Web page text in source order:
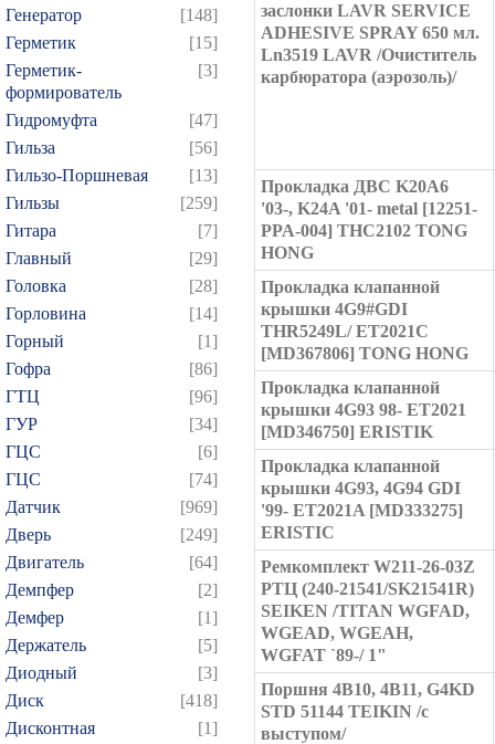
Генератор
[148]
Герметик
[15]
Герметик-
формирователь
[3]
Гидромуфта
[47]
Гильза
[56]
Гильзо-Поршневая
[13]
Гильзы
[259]
Гитара
[7]
Главный
[29]
Головка
[28]
Горловина
[14]
Горный
[1]
Гофра
[86]
ГТЦ
[96]
ГУР
[34]
ГЦC
[6]
ГЦС
[74]
Датчик
[969]
Дверь
[249]
Двигатель
[64]
Демпфер
[2]
Демфер
[1]
Держатель
[5]
Диодный
[3]
Диск
[418]
Дисконтная
[1]
заслонки LAVR SERVICE
ADHESIVE SPRAY 650 мл.
Ln3519 LAVR /Очиститель
карбюратора (аэрозоль)/
Прокладка ДВС K20A6
'03-, K24A '01- metal [12251-
PPA-004] THC2102 TONG
HONG
Прокладка клапанной
крышки 4G9#GDI
THR5249L/ ET2021C
[MD367806] TONG HONG
Прокладка клапанной
крышки 4G93 98- ET2021
[MD346750] ERISTIK
Прокладка клапанной
крышки 4G93, 4G94 GDI
'99- ET2021A [MD333275]
ERISTIC
Ремкомплект W211-26-03Z
РТЦ (240-21541/SK21541R)
SEIKEN /TITAN WGFAD,
WGEAD, WGEAH,
WGFAT `89-/ 1"
Поршня 4B10, 4B11, G4KD
STD 51144 TEIKIN /с
выступом/